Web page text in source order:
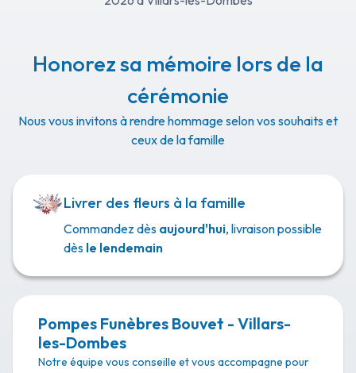
Honorez sa mémoire lors de la
cérémonie
Nous vous invitons à rendre hommage selon vos souhaits et
ceux de la famille
Livrer des fleurs à la famille
Commandez dès aujourd'hui, livraison possible
dès le lendemain
Pompes Funèbres Bouvet - Villars-
les-Dombes
Notre équipe vous conseille et vous accompagne pour